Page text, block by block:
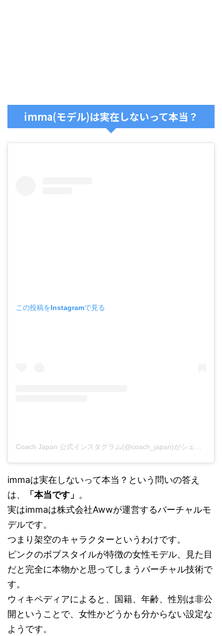
imma(モデル)は実在しないって本当？
この投稿をInstagramで見る
Coach Japan 公式インスタグラム(@coach_japan)がシェアした投稿
immaは実在しないって本当？という問いの答え
は、
「本当です」 。
実はimmaは株式会社Awwが運営するバーチャルモ
デルです。
つまり架空のキャラクターというわけです。
ピンクのボブスタイルが特徴の女性モデル、見た目
だと完全に本物かと思ってしまうバーチャル技術で
す。
ウィキペディアによると、国籍、年齢、性別は非公
開ということで、女性かどうかも分からない設定な
ようです。